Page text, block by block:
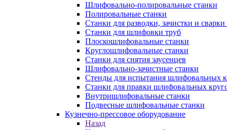
Шлифовально-полировальные станки
Полировальные станки
Станки для разводки, зачистки и сварки
Станки для шлифовки труб
Плоскошлифовальные станки
Круглошлифовальные станки
Станки для снятия заусенцев
Шлифовально-зачистные станки
Стенды для испытания шлифовальных
Станки для правки шлифовальных
Внутришлифовальные станки
Подвесные шлифовальные станки
Кузнечно-прессовое оборудование
Назад